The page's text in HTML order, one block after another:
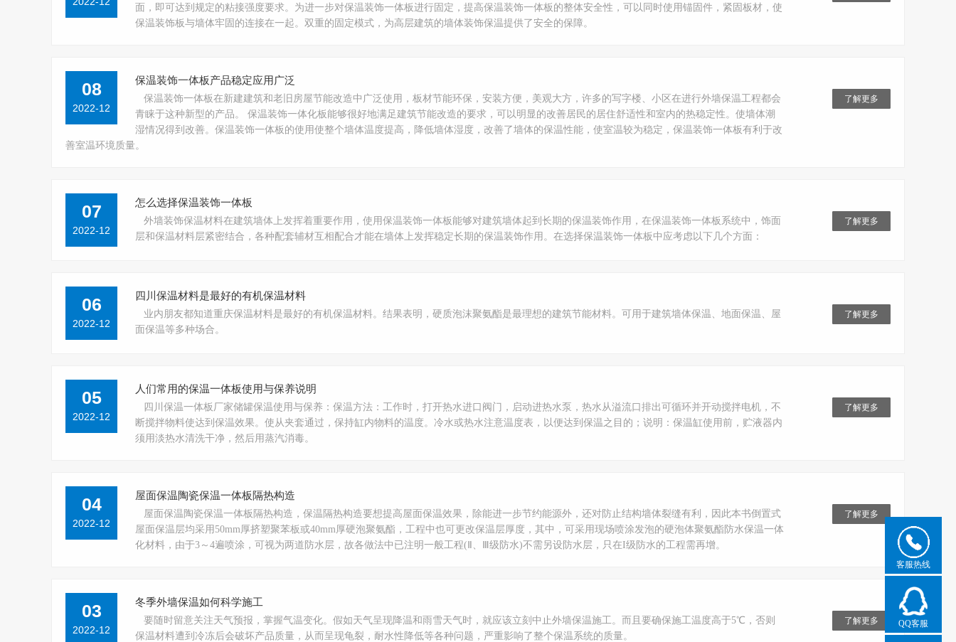
面，即可达到规定的粘接强度要求。为进一步对保温装饰一体板进行固定，提高保温装饰一体板的整体安全性，可以同时使用锚固件，紧固板材，使
保温装饰板与墙体牢固的连接在一起。双重的固定模式，为高层建筑的墙体装饰保温提供了安全的保障。
08
2022-12
保温装饰一体板产品稳定应用广泛
保温装饰一体板在新建建筑和老旧房屋节能改造中广泛使用，板材节能环保，安装方便，美观大方，许多的写字楼、小区在进行外墙保温工程都会
青睐于这种新型的产品。 保温装饰一体化板能够很好地满足建筑节能改造的要求，可以明显的改善居民的居住舒适性和室内的热稳定性。使墙体潮
湿情况得到改善。保温装饰一体板的使用使整个墙体温度提高，降低墙体湿度，改善了墙体的保温性能，使室温较为稳定，保温装饰一体板有利于改
善室温环境质量。
了解更多
07
2022-12
怎么选择保温装饰一体板
外墙装饰保温材料在建筑墙体上发挥着重要作用，使用保温装饰一体板能够对建筑墙体起到长期的保温装饰作用，在保温装饰一体板系统中，饰面
层和保温材料层紧密结合，各种配套辅材互相配合才能在墙体上发挥稳定长期的保温装饰作用。在选择保温装饰一体板中应考虑以下几个方面：
了解更多
06
2022-12
四川保温材料是最好的有机保温材料
业内朋友都知道重庆保温材料是最好的有机保温材料。结果表明，硬质泡沫聚氨酯是最理想的建筑节能材料。可用于建筑墙体保温、地面保温、屋
面保温等多种场合。
了解更多
05
2022-12
人们常用的保温一体板使用与保养说明
四川保温一体板厂家储罐保温使用与保养：保温方法：工作时，打开热水进口阀门，启动进热水泵，热水从溢流口排出可循环并开动搅拌电机，不
断搅拌物料使达到保温效果。使从夹套通过，保持缸内物料的温度。冷水或热水注意温度表，以便达到保温之目的；说明：保温缸使用前，贮液器内
须用淡热水清洗干净，然后用蒸汽消毒。
了解更多
04
2022-12
屋面保温陶瓷保温一体板隔热构造
屋面保温陶瓷保温一体板隔热构造，保温隔热构造要想提高屋面保温效果，除能进一步节约能源外，还对防止结构墙体裂缝有利，因此本书倒置式
屋面保温层均采用50mm厚挤塑聚苯板或40mm厚硬泡聚氨酯，工程中也可更改保温层厚度，其中，可采用现场喷涂发泡的硬泡体聚氨酯防水保温一体
化材料，由于3～4遍喷涂，可视为两道防水层，故各做法中已注明一般工程(Ⅱ、Ⅲ级防水)不需另设防水层，只在I级防水的工程需再增。
了解更多
03
2022-12
冬季外墙保温如何科学施工
要随时留意关注天气预报，掌握气温变化。假如天气呈现降温和雨雪天气时，就应该立刻中止外墙保温施工。而且要确保施工温度高于5℃，否则
保温材料遭到冷冻后会破坏产品质量，从而呈现龟裂，耐水性降低等各种问题，严重影响了整个保温系统的质量。
了解更多
客服热线
QQ客服